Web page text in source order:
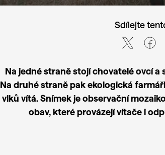
Sdílejte
Na jedné straně stojí chovatelé ovcí a
Na druhé straně pak ekologická
vlků vítá. Snímek je observační
obav, které provázejí vítače i